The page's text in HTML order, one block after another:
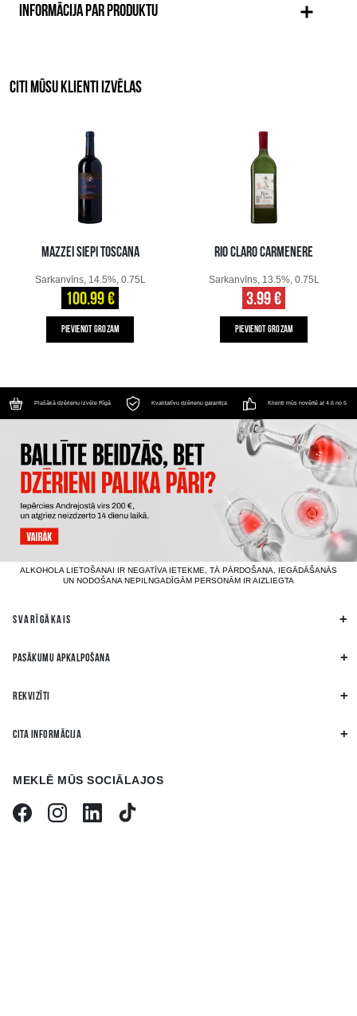
INFORMĀCIJA PAR PRODUKTU
CITI MŪSU KLIENTI IZVĒLAS
MAZZEI SIEPI TOSCANA
Sarkanvīns, 14.5%, 0.75L
100.99 €
PIEVIENOT GROZAM
RIO CLARO CARMENERE
Sarkanvīns, 13.5%, 0.75L
3.99 €
PIEVIENOT GROZAM
Plašākā dzērienu izvēle Rīgā Kvalitatīvu dzērienu garantija Klienti mūs novērtē ar 4.6 no 5
ALKOHOLA LIETOŠANAI IR NEGATĪVA IETEKME, TĀ PĀRDOŠANA, IEGĀDĀŠANĀS
UN NODOŠANA NEPILNGADĪGĀM PERSONĀM IR AIZLIEGTA
SVARĪGĀKAIS
PASĀKUMU APKALPOŠANA
REKVIZĪTI
CITA INFORMĀCIJA
MEKLĒ MŪS SOCIĀLAJOS